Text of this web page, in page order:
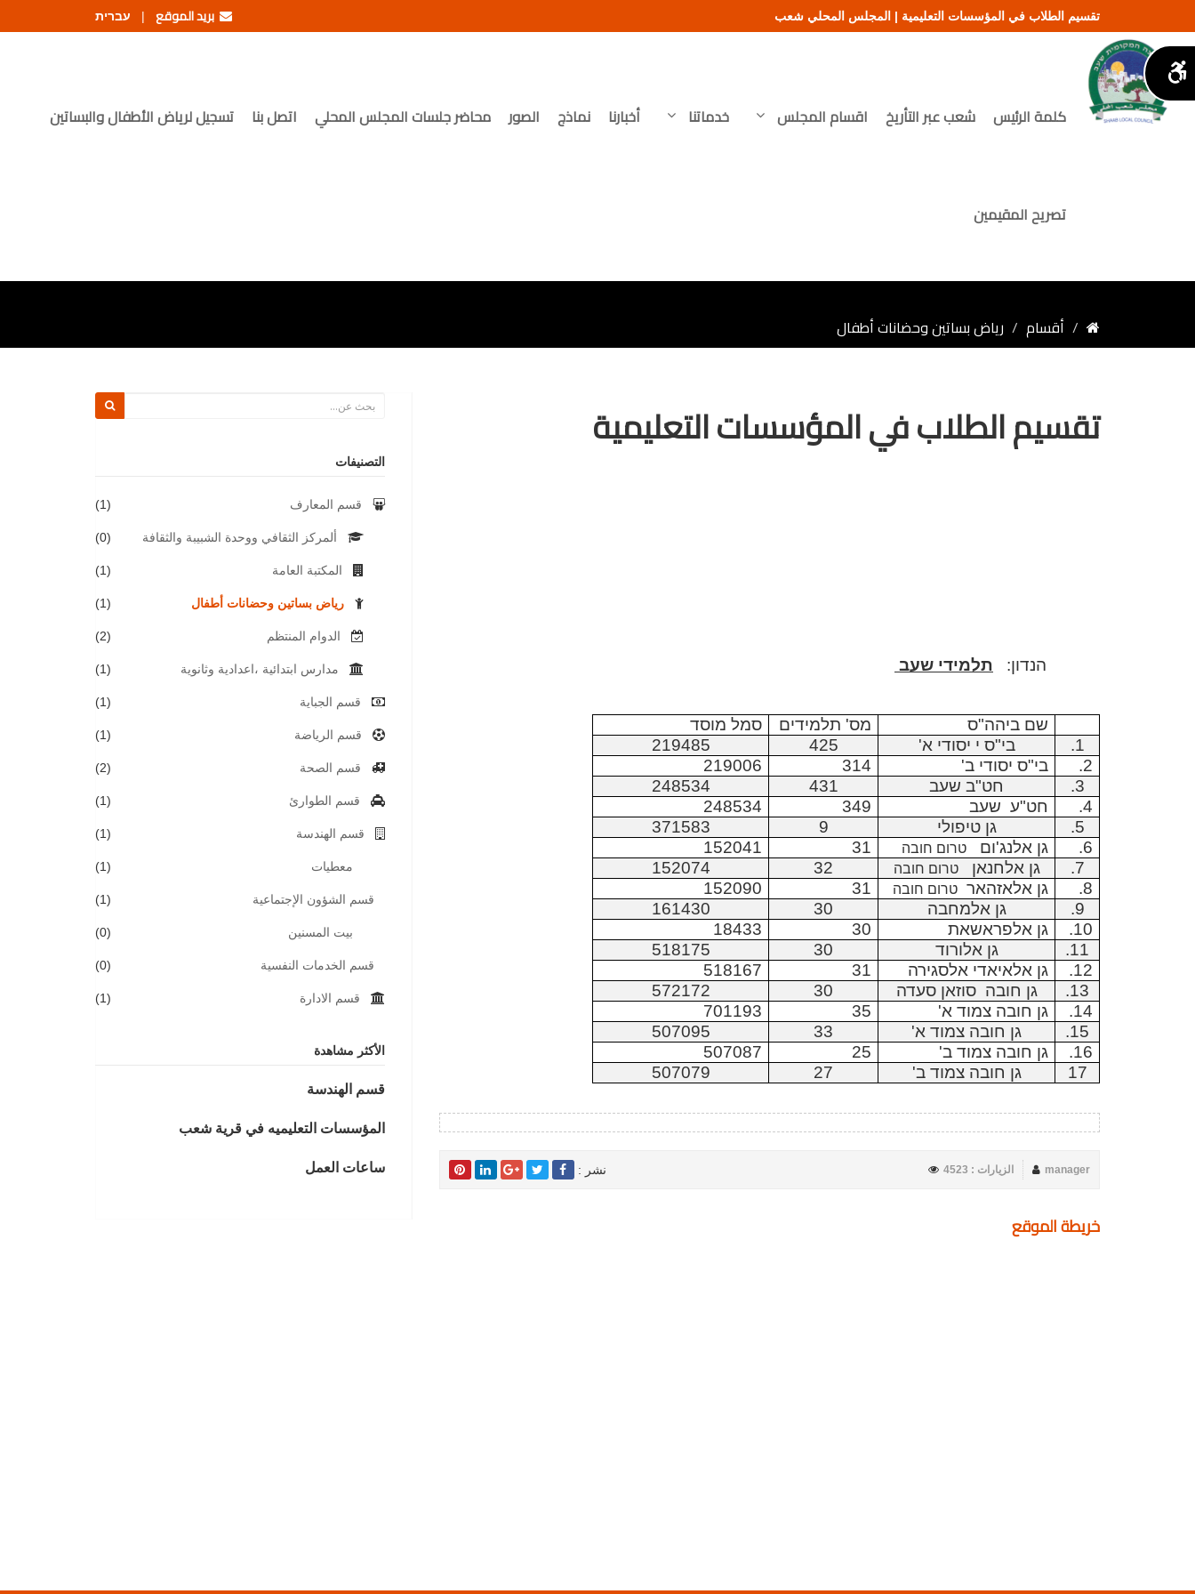
بريد الموقع | עברית تقسيم الطلاب في المؤسسات التعليمية | المجلس المحلي شعب
كلمة الرئيس شعب عبر التأريخ اقسام المجلس خدماتنا أخبارنا نماذج الصور محاضر جلسات المجلس المحلي اتصل بنا تسجيل لرياض الأطفال والبساتين
تصريح المقيمين
أقسام رياض بساتين وحضانات أطفال
تقسيم الطلاب في المؤسسات التعليمية
הנדון: תלמידי שעב
שם ביהה"ס מס' תלמידים
סמל מוסד
1.
בי"ס י יסודי א' 425
219485
2.
בי"ס יסודי ב' 314
219006
3.
חט"ב שעב 431
248534
4.
חט"ע שעב 349
248534
5.
גן טיפולי 9
371583
6.
גן אלנג'וםטרום חובה 31
152041
7.
גן אלחנאןטרום חובה 32
152074
8.
גן אלאזהארטרום חובה 31
152090
9.
גן אלמחבה 30
161430
10.
גן אלפראשאת 30
18433
11.
גן אלורוד 30
518175
12.
גן אלאיאדי אלסגירה 31
518167
13.
גן חובה סוזאן סעדה 30
572172
14.
גן חובה צמוד א' 35
701193
15.
גן חובה צמוד א' 33
507095
16.
גן חובה צמוד ב' 25
507087
17
גן חובה צמוד ב' 27
507079
manager الزيارات : 4523 نشر :
خريطة الموقع
التصنيفات
قسم المعارف (1)
ألمركز الثقافي ووحدة الشبيبة والثقافة (0)
المكتبة العامة (1)
رياض بساتين وحضانات أطفال (1)
الدوام المنتظم (2)
مدارس ابتدائية ،اعدادية وثانوية (1)
قسم الجباية (1)
قسم الرياضة (1)
قسم الصحة (2)
قسم الطوارئ (1)
قسم الهندسة (1)
معطيات (1)
قسم الشؤون الإجتماعية (1)
بيت المسنين (0)
قسم الخدمات النفسية (0)
قسم الادارة (1)
الأكثر مشاهدة
قسم الهندسة
المؤسسات التعليميه في قرية شعب
ساعات العمل